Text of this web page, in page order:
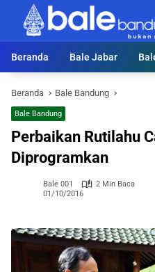
Langsung
konten
Beranda
Bale Jabar
Beranda Bale Bandung
Bale Bandung
Perbaikan Rutilahu
Diprogramkan
Bale 001
2 Min Baca
01/10/2016